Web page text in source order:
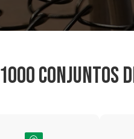
1000 CONJUNTOS